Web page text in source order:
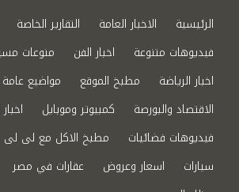
الرئيسية الاخبار العامة التقارير الخاصة
فيديوهات متنوعة
اخبار الفن
منوعات
اخبار الرياضة
مطبخ الموقع
مواضيع عامة
الاقتصاد والبورصة
كمبيوتر وموبايل
فيديوهات فضائيات
مطبخ الاكل مع لى لى
سيارات
اسعار وعروض عقارات في مصر